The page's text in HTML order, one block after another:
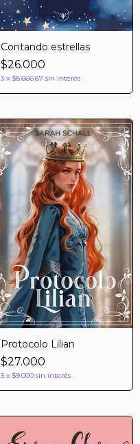
Contando estrellas
$26.000
3 x $8.666,67 sin interés
Protocolo Lilian
$27.000
3 x $9.000 sin interés